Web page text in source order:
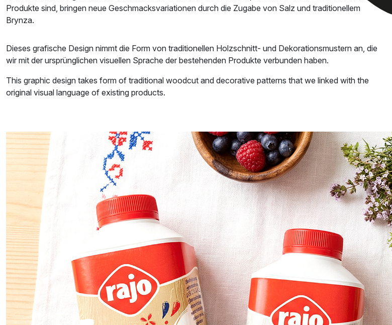
Produkte sind, bringen neue Geschmacksvariationen durch die Zugabe von Salz und traditionellem
Brynza.
Dieses grafische Design nimmt die Form von traditionellen Holzschnitt- und Dekorationsmustern an, die
wir mit der ursprünglichen visuellen Sprache der bestehenden Produkte verbunden haben.
This graphic design takes form of traditional woodcut and decorative patterns that we linked with the
original visual language of existing products.